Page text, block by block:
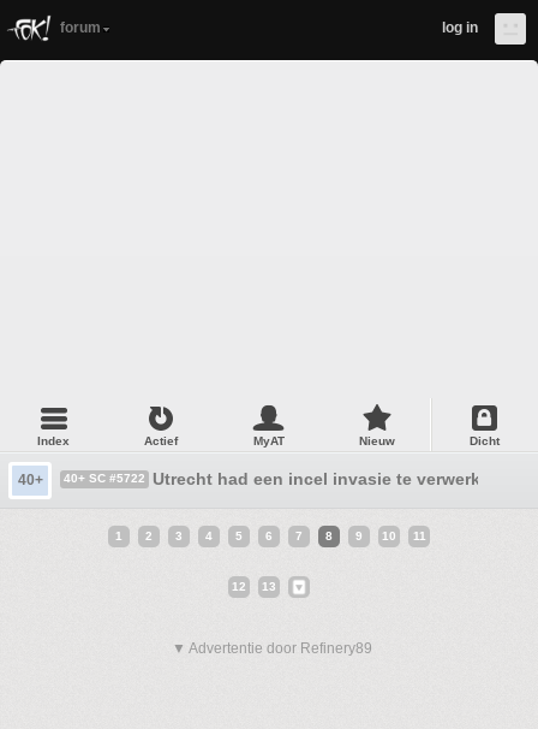
forum log in
Index Actief MyAT Nieuw Dicht
40+ 40+ SC #5722 Utrecht had een incel invasie te verwerken!!
1 2 3 4 5 6 7 8 9 10 11
12 13
▼ Advertentie door Refinery89